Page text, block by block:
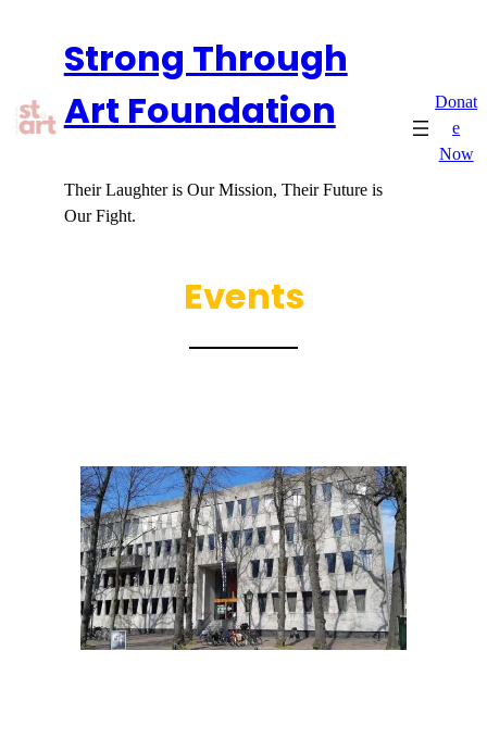
Strong Through
Art Foundation
Their Laughter is Our Mission, Their Future is
Our Fight.
Donat
e
Now
Events